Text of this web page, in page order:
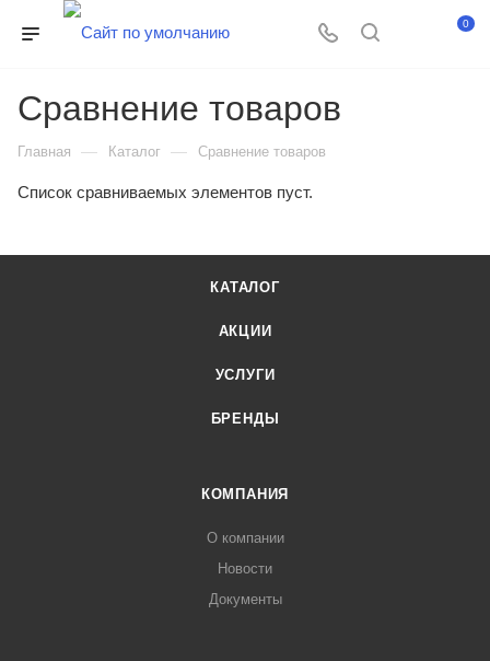
0
Сравнение товаров
Главная — Каталог — Сравнение товаров
Список сравниваемых элементов пуст.
КАТАЛОГ
АКЦИИ
УСЛУГИ
БРЕНДЫ
КОМПАНИЯ
О компании
Новости
Документы